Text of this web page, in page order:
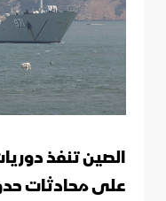
الصين تنفذ
على محادثات